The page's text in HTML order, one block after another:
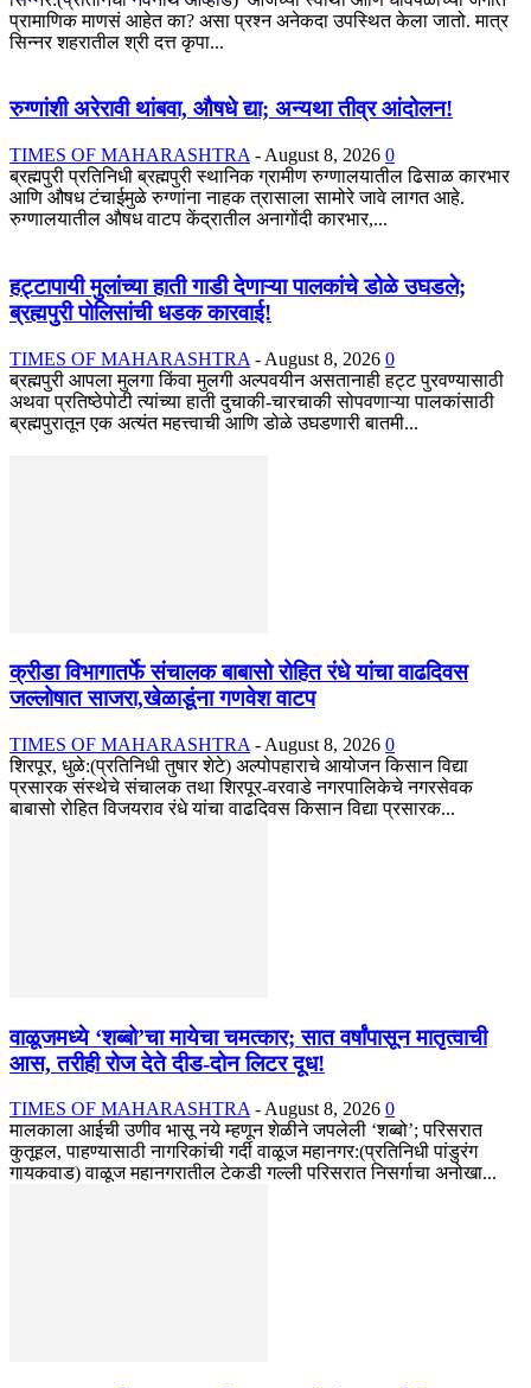
प्रामाणिक माणसं आहेत का? असा प्रश्न अनेकदा उपस्थित केला जातो. मात्र
सिन्नर शहरातील श्री दत्त कृपा...
रुग्णांशी अरेरावी थांबवा, औषधे द्या; अन्यथा तीव्र आंदोलन!
TIMES OF MAHARASHTRA - August 8, 2026 0
ब्रह्मपुरी प्रतिनिधी ब्रह्मपुरी स्थानिक ग्रामीण रुग्णालयातील ढिसाळ कारभार
आणि औषध टंचाईमुळे रुग्णांना नाहक त्रासाला सामोरे जावे लागत आहे.
रुग्णालयातील औषध वाटप केंद्रातील अनागोंदी कारभार,...
हट्टापायी मुलांच्या हाती गाडी देणाऱ्या पालकांचे डोळे उघडले;
ब्रह्मपुरी पोलिसांची धडक कारवाई!
TIMES OF MAHARASHTRA - August 8, 2026 0
ब्रह्मपुरी आपला मुलगा किंवा मुलगी अल्पवयीन असतानाही हट्ट पुरवण्यासाठी
अथवा प्रतिष्ठेपोटी त्यांच्या हाती दुचाकी-चारचाकी सोपवणाऱ्या पालकांसाठी
ब्रह्मपुरातून एक अत्यंत महत्त्वाची आणि डोळे उघडणारी बातमी...
क्रीडा विभागातर्फे संचालक बाबासो रोहित रंधे यांचा वाढदिवस
जल्लोषात साजरा,खेळाडूंना गणवेश वाटप
TIMES OF MAHARASHTRA - August 8, 2026 0
शिरपूर, धुळे:(प्रतिनिधी तुषार शेटे) अल्पोपहाराचे आयोजन किसान विद्या
प्रसारक संस्थेचे संचालक तथा शिरपूर-वरवाडे नगरपालिकेचे नगरसेवक
बाबासो रोहित विजयराव रंधे यांचा वाढदिवस किसान विद्या प्रसारक...
वाळूजमध्ये ‘शब्बो’चा मायेचा चमत्कार; सात वर्षांपासून मातृत्वाची
आस, तरीही रोज देते दीड-दोन लिटर दूध!
TIMES OF MAHARASHTRA - August 8, 2026 0
मालकाला आईची उणीव भासू नये म्हणून शेळीने जपलेली ‘शब्बो’; परिसरात
कुतूहल, पाहण्यासाठी नागरिकांची गर्दी वाळूज महानगर:(प्रतिनिधी पांडुरंग
गायकवाड) वाळूज महानगरातील टेकडी गल्ली परिसरात निसर्गाचा अनोखा...